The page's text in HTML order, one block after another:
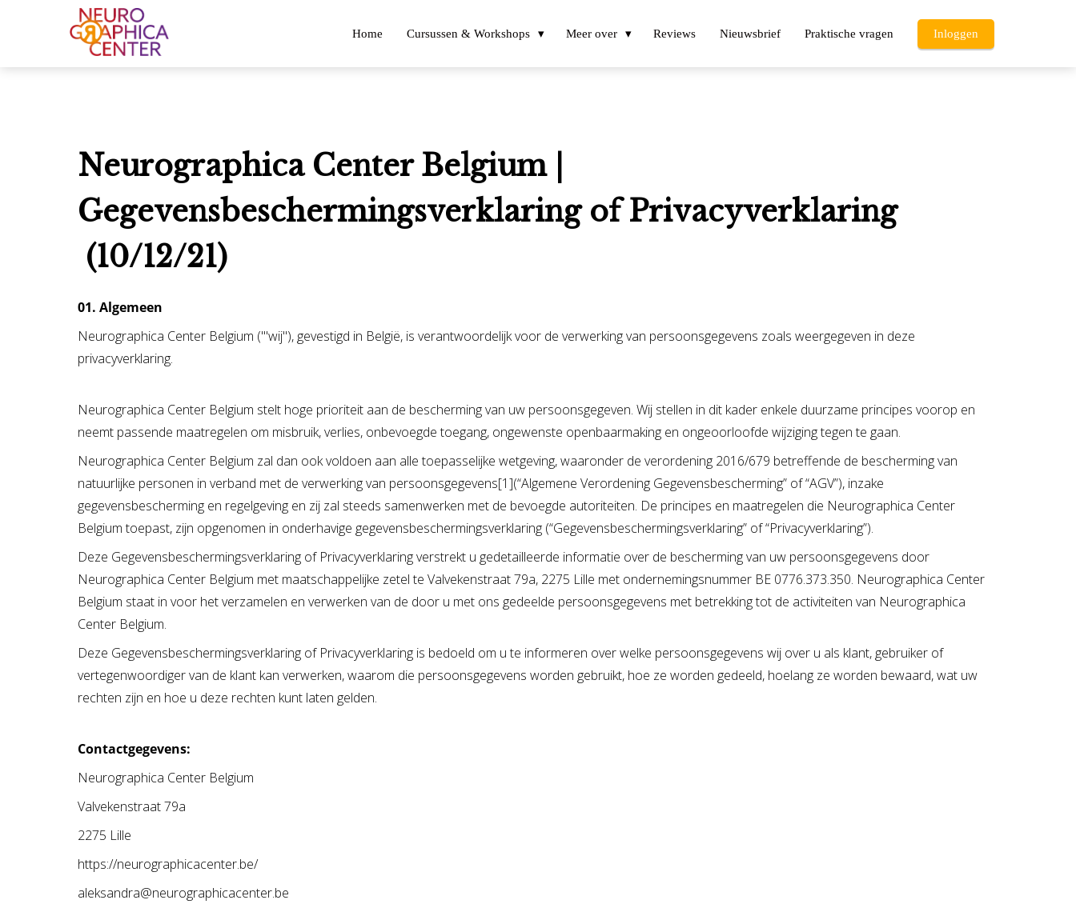
Home Cursussen & Workshops Meer over Reviews Nieuwsbrief Praktische vragen Inloggen
Neurographica Center Belgium |
Gegevensbeschermingsverklaring of Privacyverklaring
(10/12/21)
01. Algemeen
Neurographica Center Belgium ('''wij''), gevestigd in België, is verantwoordelijk voor de verwerking van persoonsgegevens zoals weergegeven in deze
privacyverklaring.
Neurographica Center Belgium stelt hoge prioriteit aan de bescherming van uw persoonsgegeven. Wij stellen in dit kader enkele duurzame principes voorop en
neemt passende maatregelen om misbruik, verlies, onbevoegde toegang, ongewenste openbaarmaking en ongeoorloofde wijziging tegen te gaan.
Neurographica Center Belgium zal dan ook voldoen aan alle toepasselijke wetgeving, waaronder de verordening 2016/679 betreffende de bescherming van
natuurlijke personen in verband met de verwerking van persoonsgegevens[1](“Algemene Verordening Gegevensbescherming” of “AGV”), inzake
gegevensbescherming en regelgeving en zij zal steeds samenwerken met de bevoegde autoriteiten. De principes en maatregelen die Neurographica Center
Belgium toepast, zijn opgenomen in onderhavige gegevensbeschermingsverklaring (“Gegevensbeschermingsverklaring” of “Privacyverklaring”).
Deze Gegevensbeschermingsverklaring of Privacyverklaring verstrekt u gedetailleerde informatie over de bescherming van uw persoonsgegevens door
Neurographica Center Belgium met maatschappelijke zetel te Valvekenstraat 79a, 2275 Lille met ondernemingsnummer BE 0776.373.350. Neurographica Center
Belgium staat in voor het verzamelen en verwerken van de door u met ons gedeelde persoonsgegevens met betrekking tot de activiteiten van Neurographica
Center Belgium.
Deze Gegevensbeschermingsverklaring of Privacyverklaring is bedoeld om u te informeren over welke persoonsgegevens wij over u als klant, gebruiker of
vertegenwoordiger van de klant kan verwerken, waarom die persoonsgegevens worden gebruikt, hoe ze worden gedeeld, hoelang ze worden bewaard, wat uw
rechten zijn en hoe u deze rechten kunt laten gelden.
Contactgegevens:
Neurographica Center Belgium
Valvekenstraat 79a
2275 Lille
https://neurographicacenter.be/
aleksandra@neurographicacenter.be